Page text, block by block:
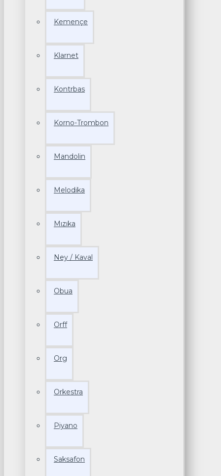
Kemençe
Klarnet
Kontrbas
Korno-Trombon
Mandolin
Melodika
Mızıka
Ney / Kaval
Obua
Orff
Org
Orkestra
Piyano
Saksafon